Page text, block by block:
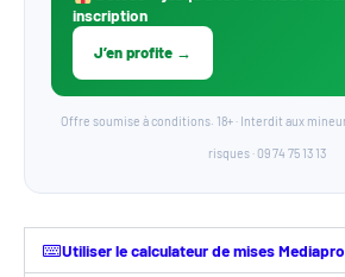
inscription
J’en profite →
Offre soumise à conditions. 18+ · Interdit aux
risques · 09 74 75 13 13
Utiliser le calculateur de mises